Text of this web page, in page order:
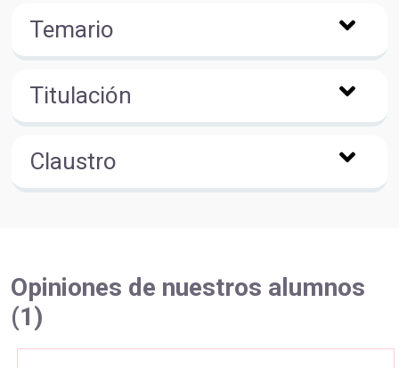
Temario
Titulación
Claustro
Opiniones de nuestros alumnos
(1)